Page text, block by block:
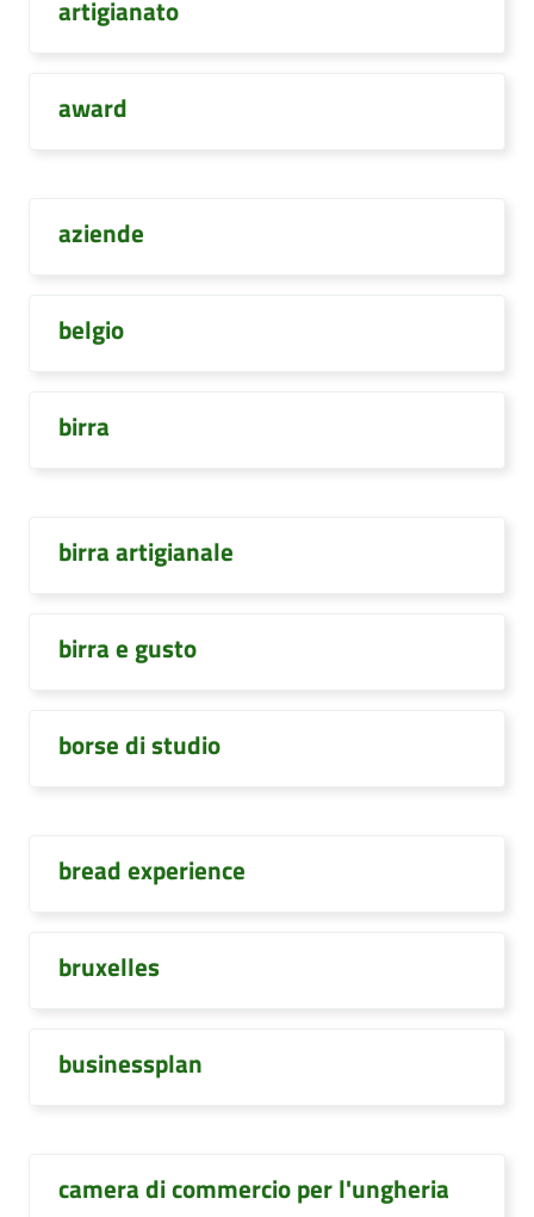
artigianato
award
aziende
belgio
birra
birra artigianale
birra e gusto
borse di studio
bread experience
bruxelles
businessplan
camera di commercio per l'ungheria